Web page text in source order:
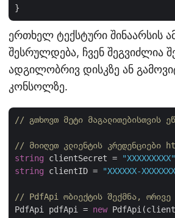
ერთხელ ტექსტური შინაარსის
შესრულდება, ჩვენ შეგვიძლია
ადგილობრივ დისკზე ან
კონსოლზე.
// გთხოვთ მეტი
// მიიღეთ კლიენტის
string clientSecret = "XXXXXXXXX"
string clientID = "XXXXXX-
// PdfApi ობიექტის შექმნა, ორივე
PdfApi pdfApi = new